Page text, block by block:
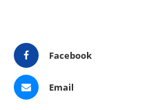
Facebook
Email